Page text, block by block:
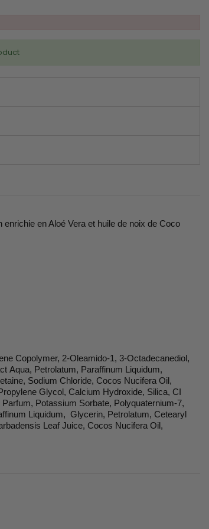
en Aloé Vera et huile de noix de Coco
Copolymer, 2-Oleamido-1, 3-Octadecanediol,
Aqua, Petrolatum, Paraffinum Liquidum,
Sodium Chloride, Cocos Nucifera Oil,
Glycol, Calcium Hydroxide, Silica, CI
Potassium Sorbate, Polyquaternium-7,
Liquidum, Glycerin, Petrolatum, Cetearyl
Leaf Juice, Cocos Nucifera Oil,